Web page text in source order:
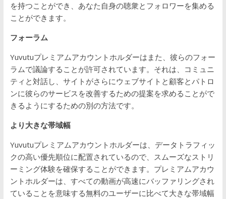
を持つことができ、あなた自身の聴衆とフォロワーを集める
ことができます。
フォーラム
Yuvutuプレミアムアカウントホルダーはまた、彼らのフォー
ラムで議論することが許可されています。それは、コミュニ
ティと対話し、サイトがさらにウェブサイトと顧客とパトロ
ンに彼らのサービスを改善するための提案を求めることがで
きるようにするための別の方法です。
より大きな帯域幅
Yuvutuプレミアムアカウントホルダーは、データトラフィッ
クの高い優先順位に配置されているので、スムーズなストリ
ーミング体験を確保することができます。プレミアムアカウ
ントホルダーは、すべての動画が高速にバッファリングされ
ていることを意味する無料のユーザーに比べて大きな帯域幅